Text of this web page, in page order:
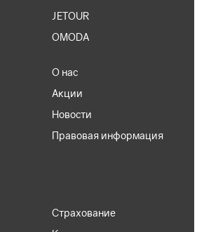
JETOUR
OMODA
О нас
Акции
Новости
Правовая информация
Страхование